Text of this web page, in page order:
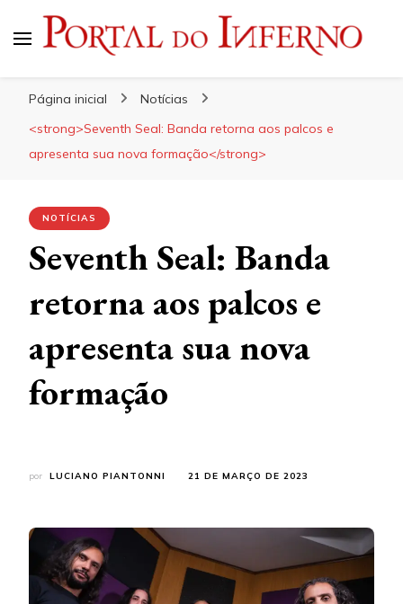
Página inicial
Notícias
<strong>Seventh Seal: Banda retorna aos palcos e
apresenta sua nova formação</strong>
NOTÍCIAS
Seventh Seal: Banda
retorna aos palcos e
apresenta sua nova
formação
por LUCIANO PIANTONNI 21 DE MARÇO DE 2023